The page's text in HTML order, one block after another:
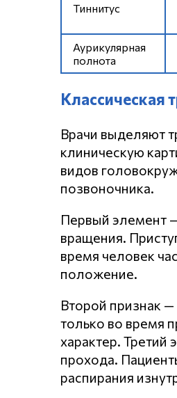
Тиннитус
Аурикулярная
полнота
Классическая
Врачи выделяют
клиническую
видов
позвоночника.
Первый элемент
вращения.
время человек
положение.
Второй признак
только во время
характер. Третий
прохода.
распирания